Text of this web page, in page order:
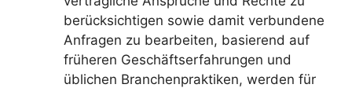
berücksichtigen sowie damit verbundene
Anfragen zu bearbeiten, basierend auf
früheren Geschäftserfahrungen und
üblichen Branchenpraktiken, werden für